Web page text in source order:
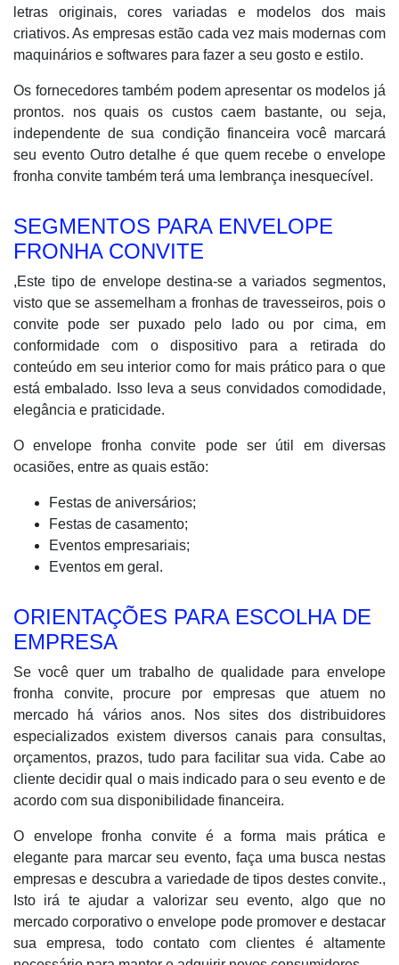
letras originais, cores variadas e modelos dos mais
criativos. As empresas estão cada vez mais modernas com
maquinários e softwares para fazer a seu gosto e estilo.
Os fornecedores também podem apresentar os modelos já
prontos. nos quais os custos caem bastante, ou seja,
independente de sua condição financeira você marcará
seu evento Outro detalhe é que quem recebe o envelope
fronha convite também terá uma lembrança inesquecível.
SEGMENTOS PARA ENVELOPE
FRONHA CONVITE
,Este tipo de envelope destina-se a variados segmentos,
visto que se assemelham a fronhas de travesseiros, pois o
convite pode ser puxado pelo lado ou por cima, em
conformidade com o dispositivo para a retirada do
conteúdo em seu interior como for mais prático para o que
está embalado. Isso leva a seus convidados comodidade,
elegância e praticidade.
O envelope fronha convite pode ser útil em diversas
ocasiões, entre as quais estão:
Festas de aniversários;
Festas de casamento;
Eventos empresariais;
Eventos em geral.
ORIENTAÇÕES PARA ESCOLHA DE
EMPRESA
Se você quer um trabalho de qualidade para envelope
fronha convite, procure por empresas que atuem no
mercado há vários anos. Nos sites dos distribuidores
especializados existem diversos canais para consultas,
orçamentos, prazos, tudo para facilitar sua vida. Cabe ao
cliente decidir qual o mais indicado para o seu evento e de
acordo com sua disponibilidade financeira.
O envelope fronha convite é a forma mais prática e
elegante para marcar seu evento, faça uma busca nestas
empresas e descubra a variedade de tipos destes convite.,
Isto irá te ajudar a valorizar seu evento, algo que no
mercado corporativo o envelope pode promover e destacar
sua empresa, todo contato com clientes é altamente